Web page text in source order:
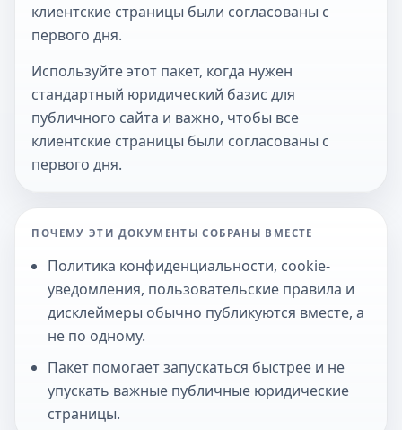
клиентские страницы были согласованы с
первого дня.
Используйте этот пакет, когда нужен
стандартный юридический базис для
публичного сайта и важно, чтобы все
клиентские страницы были согласованы с
первого дня.
ПОЧЕМУ ЭТИ ДОКУМЕНТЫ СОБРАНЫ ВМЕСТЕ
Политика конфиденциальности, cookie-
уведомления, пользовательские правила и
дисклеймеры обычно публикуются вместе, а
не по одному.
Пакет помогает запускаться быстрее и не
упускать важные публичные юридические
страницы.